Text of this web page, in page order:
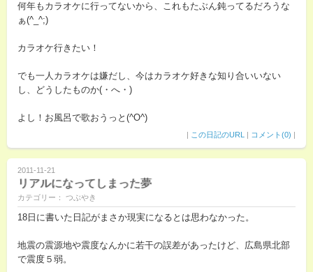
何年もカラオケに行ってないから、これもたぶん鈍ってるだろうな
ぁ(^_^;)
カラオケ行きたい！
でも一人カラオケは嫌だし、今はカラオケ好きな知り合いいない
し、どうしたものか(・へ・)
よし！お風呂で歌おうっと(^O^)
| この日記のURL | コメント(0) |
2011-11-21
リアルになってしまった夢
カテゴリー： つぶやき
18日に書いた日記がまさか現実になるとは思わなかった。
地震の震源地や震度なんかに若干の誤差があったけど、広島県北部
で震度５弱。